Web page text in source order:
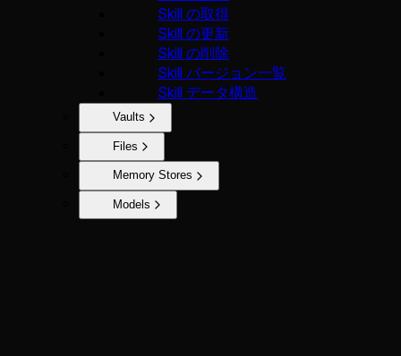
Skill の取得
Skill の更新
Skill の削除
Skill バージョン一覧
Skill データ構造
Vaults
Files
Memory Stores
Models